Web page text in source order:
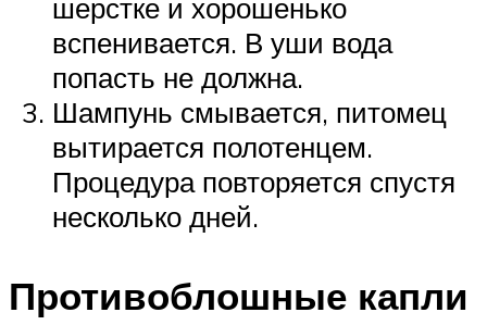
шерстке и хорошенько
вспенивается. В уши вода
попасть не должна.
Шампунь смывается, питомец
вытирается полотенцем.
Процедура повторяется спустя
несколько дней.
Противоблошные капли